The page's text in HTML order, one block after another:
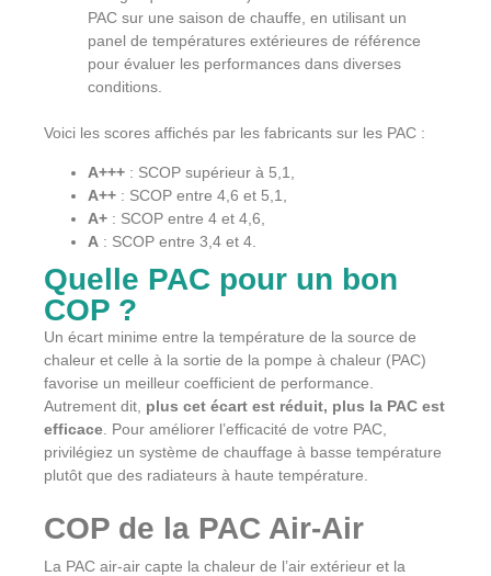
PAC sur une saison de chauffe, en utilisant un
panel de températures extérieures de référence
pour évaluer les performances dans diverses
conditions.
Voici les scores affichés par les fabricants sur les PAC :
A+++ : SCOP supérieur à 5,1,
A++ : SCOP entre 4,6 et 5,1,
A+ : SCOP entre 4 et 4,6,
A : SCOP entre 3,4 et 4.
Quelle PAC pour un bon
COP ?
Un écart minime entre la température de la source de
chaleur et celle à la sortie de la pompe à chaleur (PAC)
favorise un meilleur coefficient de performance.
Autrement dit, plus cet écart est réduit, plus la PAC est
efficace . Pour améliorer l’efficacité de votre PAC,
privilégiez un système de chauffage à basse température
plutôt que des radiateurs à haute température.
COP de la PAC Air-Air
La PAC air-air capte la chaleur de l’air extérieur et la